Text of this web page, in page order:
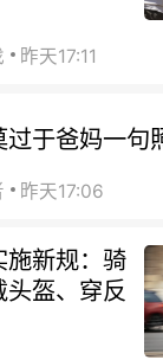
昨天17:11
于爸妈一句
昨天17:06
施新规：骑
头盔、穿反